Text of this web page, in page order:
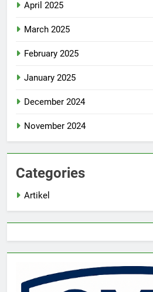
April 2025
March 2025
February 2025
January 2025
December 2024
November 2024
Categories
Artikel